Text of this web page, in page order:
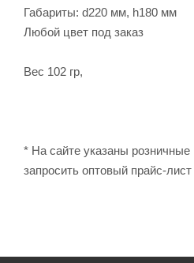
Габариты: d220 мм, h180 мм
Любой цвет под заказ
Вес 102 гр,
* На сайте указаны
запросить оптовый прайс-лист